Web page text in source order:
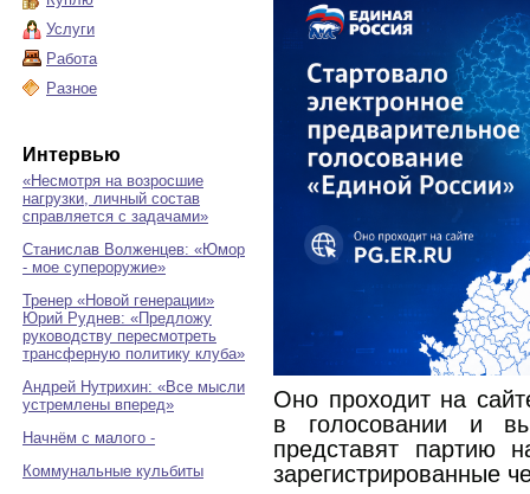
Услуги
Работа
Разное
Интервью
«Несмотря на возросшие
нагрузки, личный состав
справляется с задачами»
Станислав Волженцев: «Юмор
- мое супероружие»
Тренер «Новой генерации»
Юрий Руднев: «Предложу
руководству пересмотреть
трансферную политику клуба»
Андрей Нутрихин: «Все мысли
устремлены вперед»
Начнём с малого -
Коммунальные кульбиты
Оно проходит на
в голосовании и
представят партию
зарегистрированные